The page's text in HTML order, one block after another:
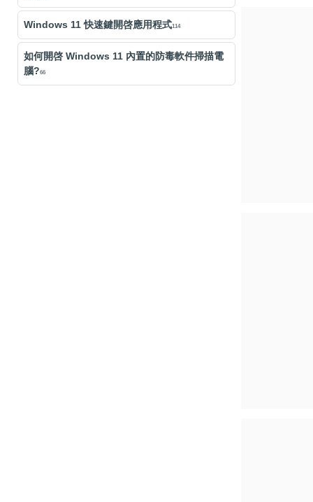
Windows 11 快速鍵開啓應用程式114
如何開啓 Windows 11 內置的防毒軟件掃描電
腦?66